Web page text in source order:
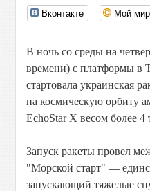
Вконтакте Мой мир
В ночь со среды на
времени) с платформы в
стартовала украинская
на космическую орбиту
EchoStar X весом более
Запуск ракеты провел
"Морской старт" —
запускающий тяжелые